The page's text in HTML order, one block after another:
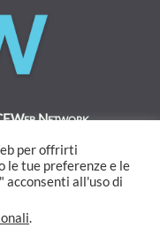
Network.
per offrirti
le tue preferenze e le
acconsenti all'uso di
.